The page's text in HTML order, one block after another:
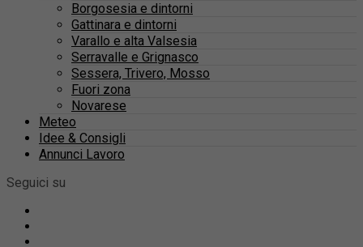
Borgosesia e dintorni
Gattinara e dintorni
Varallo e alta Valsesia
Serravalle e Grignasco
Sessera, Trivero, Mosso
Fuori zona
Novarese
Meteo
Idee & Consigli
Annunci Lavoro
Seguici su